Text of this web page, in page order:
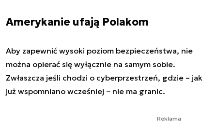
Amerykanie ufają Polakom
Aby zapewnić wysoki poziom bezpieczeństwa, nie
można opierać się wyłącznie na samym sobie.
Zwłaszcza jeśli chodzi o cyberprzestrzeń, gdzie – jak
już wspomniano wcześniej – nie ma granic.
Reklama